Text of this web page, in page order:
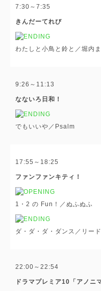
7:30～7:35
きんだーてれび
わたしと小鳥と鈴と／堀内
9:26～11:13
なないろ日和！
でもいいや／Psalm
17:55～18:25
ファンファンキティ！
1・2 の Fun！／ぬふぬふ
ダ・ダ・ダ・ダンス／リー
22:00～22:54
ドラマプレミア10「アノニ